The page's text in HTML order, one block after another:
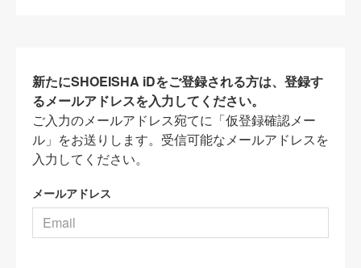
新たにSHOEISHA iDをご登録される方は、登録す
るメールアドレスを入力してください。
ご入力のメールアドレス宛てに「仮登録確認メー
ル」をお送りします。受信可能なメールアドレスを
入力してください。
メールアドレス